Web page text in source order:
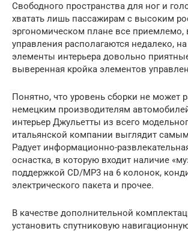
Свободного пространства для ног и
хватать лишь пассажирам с высоким
эргономическом плане все приемлемо,
управления располагаются недалеко,
элементы интерьера довольно
выверенная кройка элементов
Понятно, что уровень сборки не может
немецким производителям
интерьер Джульетты из всего
итальянской компании выглядит
Радует информационно-
оснастка, в которую входит наличие
поддержкой CD/MP3 на 6 колонок,
электрического пакета и прочее.
В качестве дополнительной
установить спутниковую